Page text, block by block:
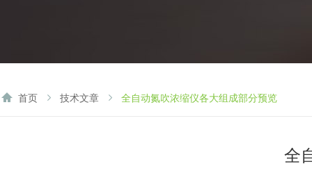
首页 技术文章 全自动氮吹浓缩仪各大组成部分预览
全